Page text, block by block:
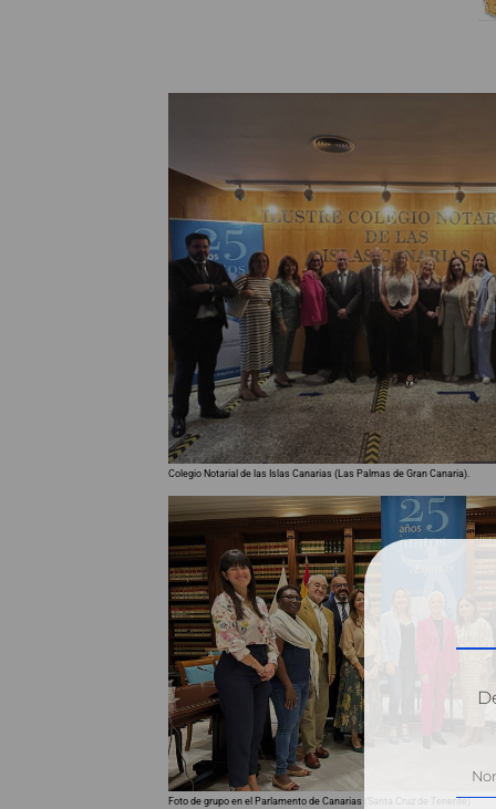
Colegio Notarial de las Islas Canarias (Las Palmas de Gran Canaria).
Foto de grupo en el Parlamento de Canarias (Santa Cruz de Tenerife)